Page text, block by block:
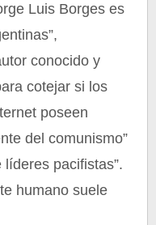
Luis Borges es
conocido y
cotejar si los
poseen
del comunismo”
pacifistas”.
humano suele